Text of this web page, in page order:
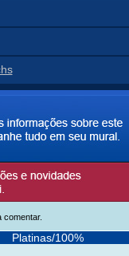
comentar.
Platinas/100%